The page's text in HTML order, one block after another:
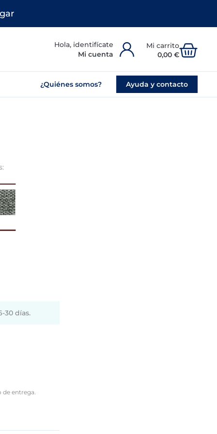
Mi cuenta 0,00 €
¿Quiénes somos? Ayuda y contacto
30 días.
entrega.